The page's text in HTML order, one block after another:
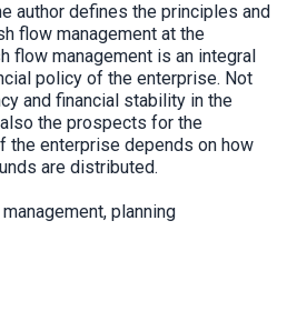
author defines the principles and
flow management at the
flow management is an integral
policy of the enterprise. Not
and financial stability in the
the prospects for the
the enterprise depends on how
are distributed.
planning